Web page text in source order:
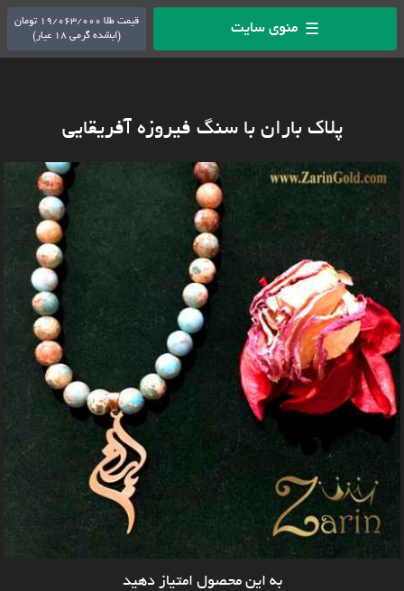
☰ منوی سایت
قیمت طلا 19/063/000 تومان
(ابشده گرمی 18 عیار)
پلاک باران با سنگ فیروزه آفریقایی
به این محصول امتیاز دهید